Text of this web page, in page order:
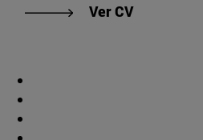
Ver CV"Ver CV de